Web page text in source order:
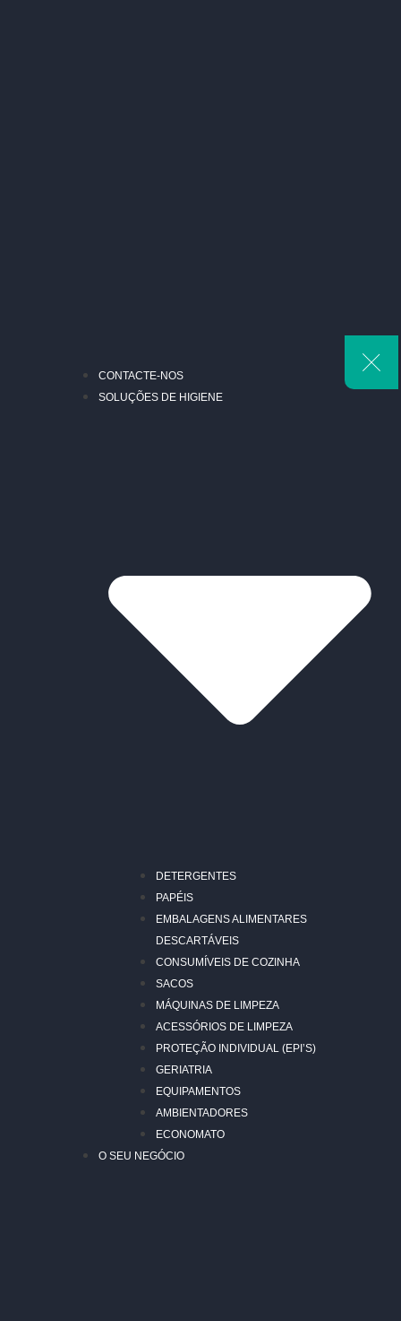
CONTACTE-NOS
SOLUÇÕES DE HIGIENE
DETERGENTES
PAPÉIS
EMBALAGENS ALIMENTARES
DESCARTÁVEIS
CONSUMÍVEIS DE COZINHA
SACOS
MÁQUINAS DE LIMPEZA
ACESSÓRIOS DE LIMPEZA
PROTEÇÃO INDIVIDUAL (EPI’S)
GERIATRIA
EQUIPAMENTOS
AMBIENTADORES
ECONOMATO
O SEU NEGÓCIO